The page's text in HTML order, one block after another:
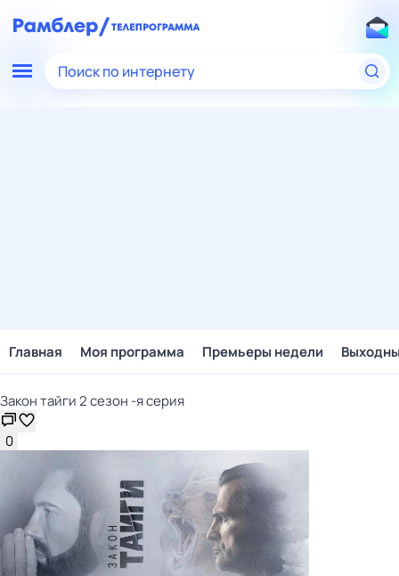
Поиск по интернету
Главная Моя программа Премьеры недели
Закон тайги 2 сезон -я серия
0